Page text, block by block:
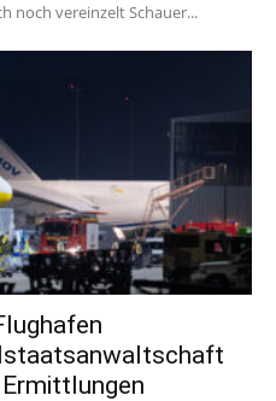
noch vereinzelt Schauer...